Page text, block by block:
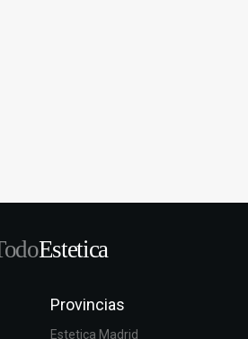
Estetica
Provincias
Estetica Madrid